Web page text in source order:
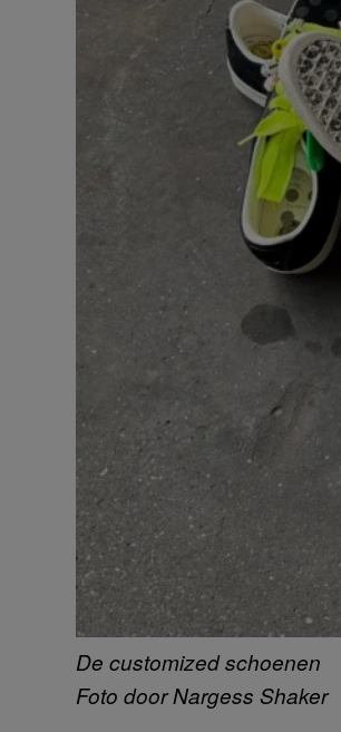
De customized schoenen
Foto door Nargess Shaker